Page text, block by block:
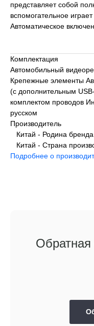
представляет собой
вспомогательное
Автоматическое
Комплектация
Автомобильный
Крепежные элементы
(с дополнительным
комплектом проводов
русском
Производитель
Китай - Родина бренда
Китай - Страна
Подробнее о
Обратная